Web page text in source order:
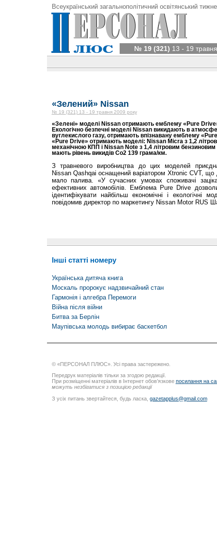
Всеукраїнський загальнополітичний освітянський
№ 19 (321) 13 - 19
«Зелений» Nissan
№ 19 (321) 13 - 19 травня 2009 року
«Зелені» моделі Nissan отримають емблему «Pure
Екологічно безпечні моделі Nissan викидають в
вуглекислого газу, отримають впізнавану емблему
«Pure Drive» отримають моделі: Nissan Micra з 1,2
механічною КПП і Nissan Note з 1,4 літровим
мають рівень викидів Co2 139 грама/км.
З травневого виробництва до цих моделей
Nissan Qashqai оснащений варіатором Xtronic CVT,
мало палива. «У сучасних умовах споживачі
ефективних автомобілів. Емблема Pure Drive
ідентифікувати найбільш економічні і екологічні
повідомив директор по маркетингу Nissan Motor RUS
Інші статті номеру
Українська дитяча книга
Москаль пророкує надзвичайний стан
Гармонія і алгебра Перемоги
Війна після війни
Битва за Берлін
Маупівська молодь вибирає баскетбол
© «ПЕРСОНАЛ ПЛЮС». Усі права застережено.
Передрук матеріалів тільки за згодою редакції.
При розміщенні матеріалів в Інтернет обов’язкове посилання на
можуть незбігатися з позицією редакції
З усіх питань звертайтеся, будь ласка, gazetapplus@gmail.com